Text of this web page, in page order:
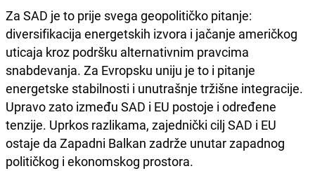
Za SAD je to prije svega geopolitičko pitanje:
diversifikacija energetskih izvora i jačanje američkog
uticaja kroz podršku alternativnim pravcima
snabdevanja. Za Evropsku uniju je to i pitanje
energetske stabilnosti i unutrašnje tržišne integracije.
Upravo zato između SAD i EU postoje i određene
tenzije. Uprkos razlikama, zajednički cilj SAD i EU
ostaje da Zapadni Balkan zadrže unutar zapadnog
političkog i ekonomskog prostora.